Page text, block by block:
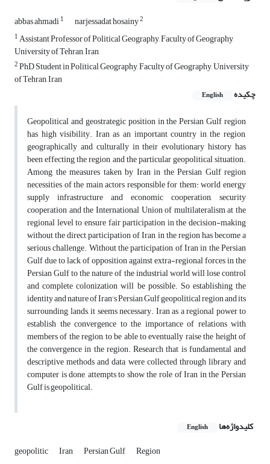
abbas ahmadi1 narjessadat hosainy2
1Assistant Professor of Political Geography, Faculty of Geography,
University of Tehran, Iran
2PhD Student in Political Geography, Faculty of Geography, University
of Tehran, Iran
چکیده
English
Geopolitical and geostrategic position in the Persian Gulf region
has high visibility. Iran as an important country in the region,
geographically and culturally in their evolutionary history has
been effecting the region and the particular geopolitical situation.
Among the measures taken by Iran in the Persian Gulf region
necessities of the main actors responsible for them: world energy
supply infrastructure and economic cooperation, security
cooperation and the International Union of multilateralism at the
regional level to ensure fair participation in the decision-making
without the direct participation of Iran in the region has become a
serious challenge. Without the participation of Iran in the Persian
Gulf due to lack of opposition against extra-regional forces in the
Persian Gulf to the nature of the industrial world will lose control
and complete colonization will be possible. So establishing the
identity and nature of Iran's Persian Gulf geopolitical region and its
surrounding lands, it seems necessary. Iran as a regional power to
establish the convergence to the importance of relations with
members of the region to be able to eventually raise the height of
the convergence in the region. Research that is fundamental and
descriptive methods and data were collected through library and
computer is done, attempts to show the role of Iran in the Persian
Gulf is geopolitical.
کلیدواژه‌ها English
geopolitic Iran Persian Gulf Region